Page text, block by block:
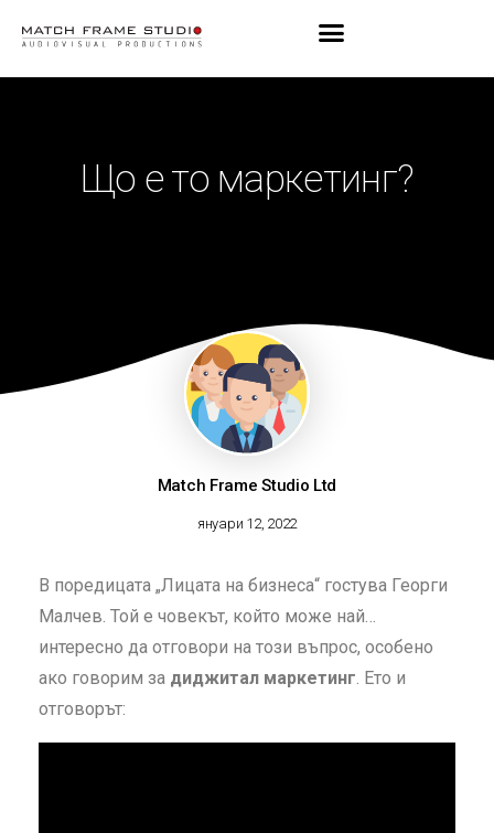
Що е то маркетинг?
Match Frame Studio Ltd
януари 12, 2022
В поредицата „Лицата на бизнеса“ гостува Георги
Малчев. Той е човекът, който може най…
интересно да отговори на този въпрос, особено
ако говорим за диджитал маркетинг. Ето и
отговорът: